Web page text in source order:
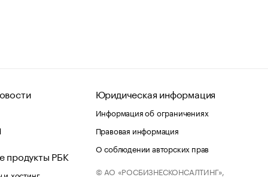
продукты РБК
хостинг
Юридическая информация
Информация об ограничениях
Правовая информация
О соблюдении авторских прав
© АО «РОСБИЗНЕСКОНСАЛТИНГ»,